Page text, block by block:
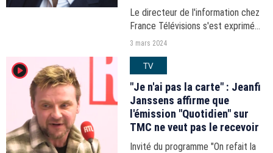
Le directeur de l'information chez
France Télévisions s'est exprimé
longuement dans le journal "Le
3 mars 2024
player2 TV
"Je n'ai pas la carte" : Jeanfi
Janssens affirme que
l'émission "Quotidien" sur
TMC ne veut pas le recevoir
Invité du programme "On refait la